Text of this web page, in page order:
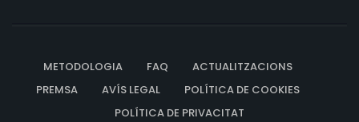
METODOLOGIA FAQ
ACTUALITZACIONS
PREMSA
AVÍS LEGAL
POLÍTICA DE COOKIES
POLÍTICA DE PRIVACITAT